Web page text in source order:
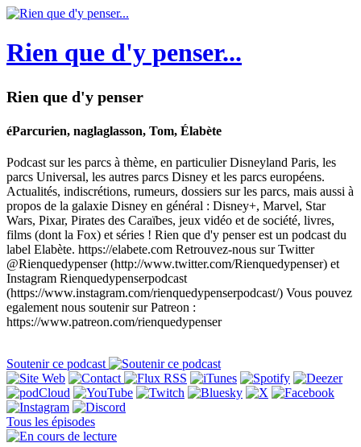
Rien que d'y penser...
Rien que d'y penser
éParcurien, naglaglasson, Tom, Élabète
Podcast sur les parcs à thème, en particulier Disneyland Paris, les
parcs Universal, les autres parcs Disney et les parcs européens.
Actualités, indiscrétions, rumeurs, dossiers sur les parcs, mais aussi à
propos de la galaxie Disney en général : Disney+, Marvel, Star
Wars, Pixar, Pirates des Caraïbes, jeux vidéo et de société, livres,
films (dont la Fox) et séries ! Rien que d'y penser est un podcast du
label Elabète. https://elabete.com Retrouvez-nous sur Twitter
@Rienquedypenser (http://www.twitter.com/Rienquedypenser) et
Instagram Rienquedypenserpodcast
(https://www.instagram.com/rienquedypenserpodcast/) Vous pouvez
egalement nous soutenir sur Patreon :
https://www.patreon.com/rienquedypenser
Soutenir ce podcast
Tous les épisodes